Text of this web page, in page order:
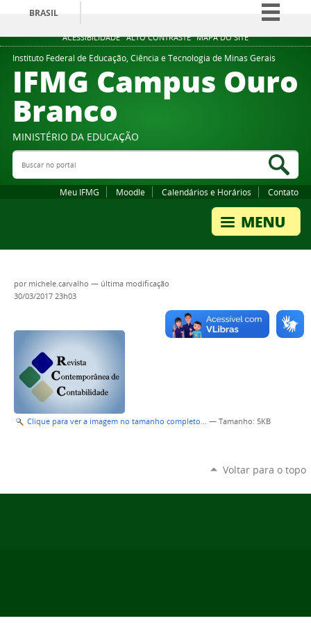
ACESSIBILIDADE ALTO CONTRASTE MAPA DO SITE
BRASIL
Simplifique!
Comunica BR
Participe
Instituto Federal de Educação, Ciência e Tecnologia de Minas Gerais
IFMG Campus Ouro
Branco
MINISTÉRIO DA EDUCAÇÃO
Buscar no portal
Meu IFMG Moodle Calendários e Horários Contato
por michele.carvalho — última modificação
30/03/2017 23h03
Clique para ver a imagem no tamanho completo… — Tamanho: 5KB
Voltar para o topo